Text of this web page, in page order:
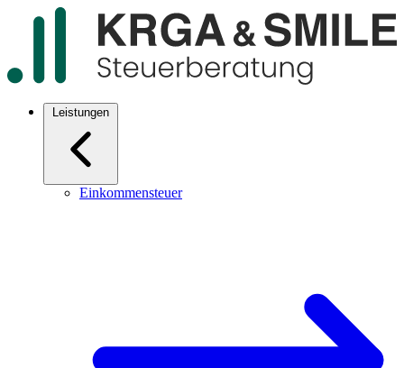
Leistungen
Einkommensteuer